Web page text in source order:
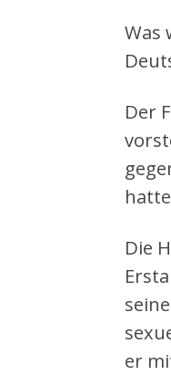
Was
Der
Die
er